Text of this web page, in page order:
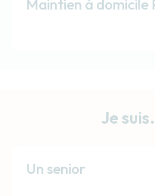
Maintien à domicile
Je
Un senior